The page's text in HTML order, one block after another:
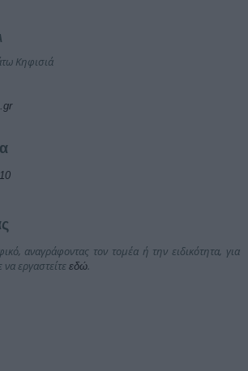
Κηφισιά
αναγράφοντας τον τομέα ή την ειδικότητα, για
εργαστείτεεδώ.